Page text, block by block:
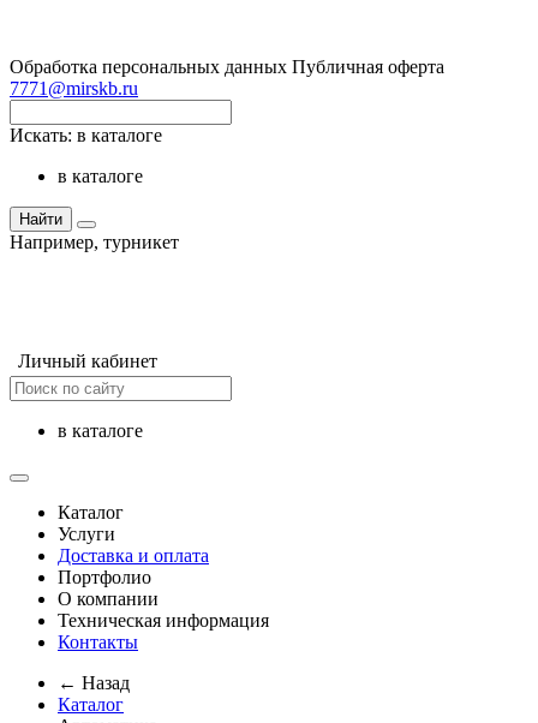
Обработка персональных данных Публичная оферта
7771@mirskb.ru
Искать: в каталоге
в каталоге
Найти
Например, турникет
Личный кабинет
в каталоге
Каталог
Услуги
Доставка и оплата
Портфолио
О компании
Техническая информация
Контакты
← Назад
Каталог